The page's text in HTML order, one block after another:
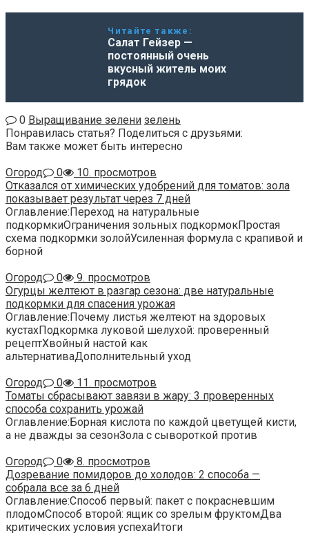
Читайте также:
Салат Гейзер —
постоянный очень
вкусный житель моих
грядок
0 Выращивание зелени зелень
Понравилась статья? Поделиться с друзьями:
Вам также может быть интересно
Огород
0
10. просмотров
Отказался от химических удобрений для томатов: зола
показывает результат через 7 дней
Оглавление:Переход на натуральные
подкормкиОграничения зольных подкормокПростая
схема подкормки золойУсиленная формула с крапивой и
борной
Огород
0
9. просмотров
Огурцы желтеют в разгар сезона: две натуральные
подкормки для спасения урожая
Оглавление:Почему листья желтеют на здоровых
кустахПодкормка луковой шелухой: проверенный
рецептХвойный настой как
альтернативаДополнительный уход
Огород
0
11. просмотров
Томаты сбрасывают завязи в жару: 3 проверенных
способа сохранить урожай
Оглавление:Борная кислота по каждой цветущей кисти,
а не дважды за сезонЗола с сывороткой против
Огород
0
8. просмотров
Дозревание помидоров до холодов: 2 способа —
собрала все за 6 дней
Оглавление:Способ первый: пакет с покрасневшим
плодомСпособ второй: ящик со зрелым фруктомДва
критических условия успехаИтоги